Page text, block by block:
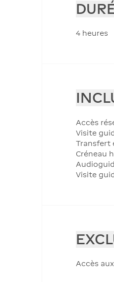
4 heures
Accès
Visite
Transfert
Créneau
Visite
Accès